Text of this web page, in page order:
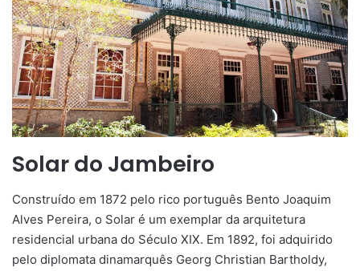
Solar do Jambeiro
Construído em 1872 pelo rico português Bento Joaquim
Alves Pereira, o Solar é um exemplar da arquitetura
residencial urbana do Século XIX. Em 1892, foi adquirido
pelo diplomata dinamarquês Georg Christian Bartholdy,